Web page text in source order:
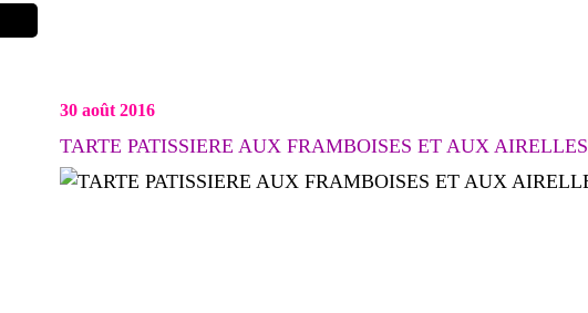
30 août 2016
TARTE PATISSIERE AUX FRAMBOISES ET AUX AIRELLES